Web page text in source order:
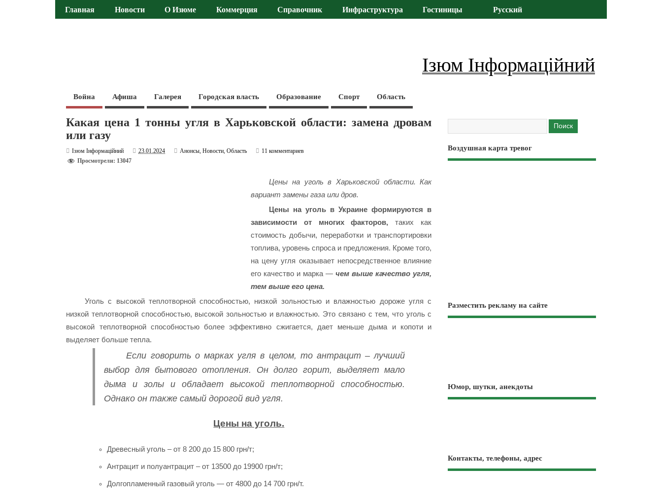
Главная Новости О Изюме Коммерция Справочник Инфраструктура Гостиницы Русский
Ізюм Інформаційний
Война Афиша Галерея Городская власть Образование Спорт Область
Какая цена 1 тонны угля в Харьковской области: замена дровам
или газу
Ізюм Інформаційний 23.01.2024 Анонсы,Новости,Область
11 комментариев
Просмотрели: 13047
Цены на уголь в Харьковской области. Как
вариант замены газа или дров.
Цены на уголь в Украине формируются в
зависимости от многих факторов, таких как
стоимость добычи, переработки и транспортировки
топлива, уровень спроса и предложения. Кроме того,
на цену угля оказывает непосредственное влияние
его качество и марка —чем выше качество угля,
тем выше его цена.
Уголь с высокой теплотворной способностью, низкой зольностью и влажностью дороже угля с
низкой теплотворной способностью, высокой зольностью и влажностью. Это связано с тем, что уголь с
высокой теплотворной способностью более эффективно сжигается, дает меньше дыма и копоти и
выделяет больше тепла.
Если говорить о марках угля в целом, то антрацит – лучший
выбор для бытового отопления. Он долго горит, выделяет мало
дыма и золы и обладает высокой теплотворной способностью.
Однако он также самый дорогой вид угля.
Цены на уголь.
Древесный уголь – от 8 200 до 15 800 грн/т;
Антрацит и полуантрацит – от 13500 до 19900 грн/т;
Долгопламенный газовый уголь — от 4800 до 14 700 грн/т.
Воздушная карта тревог
Разместить рекламу на сайте
Юмор, шутки, анекдоты
Контакты, телефоны, адрес